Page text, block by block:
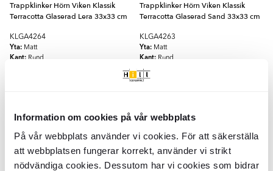
Information om cookies på vår webbplats
På vår webbplats använder vi cookies. För att säkerställa
att webbplatsen fungerar korrekt, använder vi strikt
nödvändiga cookies. Dessutom har vi cookies som bidrar
Trappklinker Hörn Viken Klassik
Terracotta Glaserad Lera 33x33 cm
KLGA4264
Yta: Matt
Kant: Rund
Trappklinker Hörn Viken Klassik
Terracotta Glaserad Sand 33x33 cm
KLGA4263
Yta: Matt
Kant: Rund
Material:
698
Golvsockel Viken Klassik Terracotta
Glaserad Lera 24x8 cm
Golvsockel Viken Klassik Terracotta
Glaserad Mylla 24x8 cm